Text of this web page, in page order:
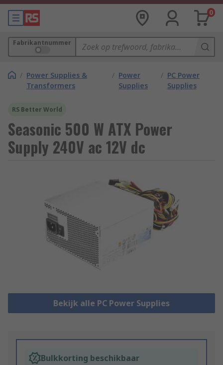
0
Fabrikantnummer
/ Power Supplies &
Transformers
/ Power
Supplies
/ PC Power
Supplies
RS Better World
Seasonic 500 W ATX Power
Supply 240V ac 12V dc
Bekijk alle PC Power Supplies
Bulkkorting beschikbaar